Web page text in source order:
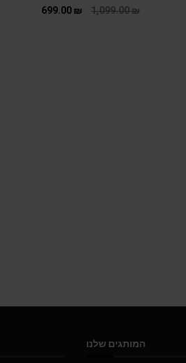
1,099.00₪
699.00 ₪
המותגים שלנו